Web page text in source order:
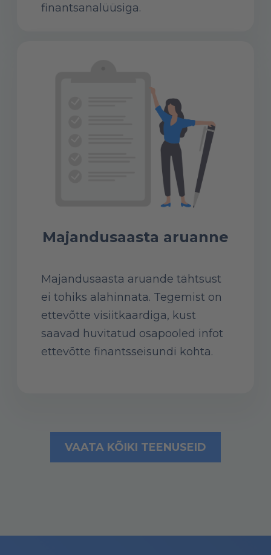
finantsanalüüsiga.
Majandusaasta aruanne
Majandusaasta aruande tähtsust
ei tohiks alahinnata. Tegemist on
ettevõtte visiitkaardiga, kust
saavad huvitatud osapooled infot
ettevõtte finantsseisundi kohta.
VAATA KÕIKI TEENUSEID